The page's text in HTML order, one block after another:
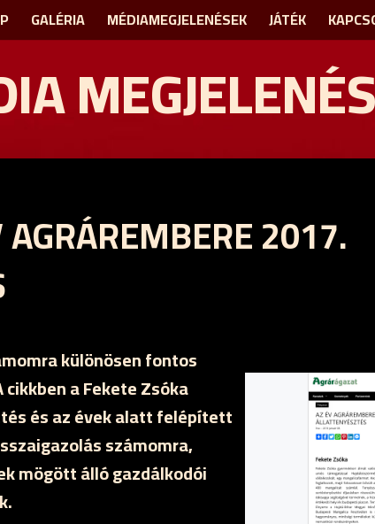
GALÉRIA MÉDIAMEGJELENÉSEK JÁTÉK
2017.
különösen fontos
a Fekete Zsóka
és az évek alatt felépített
számomra,
mögött álló gazdálkodói